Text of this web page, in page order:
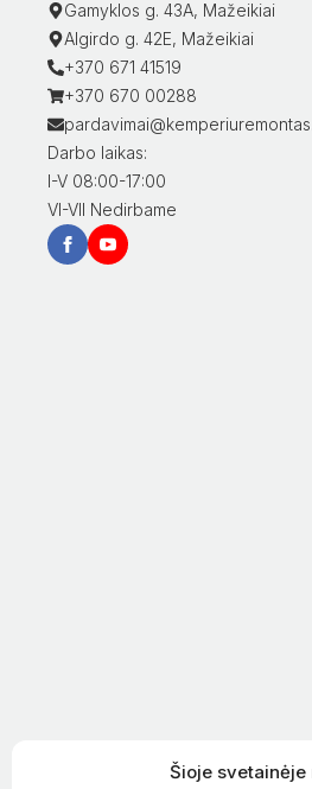
Šioje
Gamyklos g. 43A, Mažeikiai
Algirdo g. 42E, Mažeikiai
+370 671 41519
+370 670 00288
Darbo laikas:
I-V 08:00-17:00
VI-VII Nedirbame